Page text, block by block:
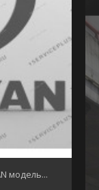
модель...